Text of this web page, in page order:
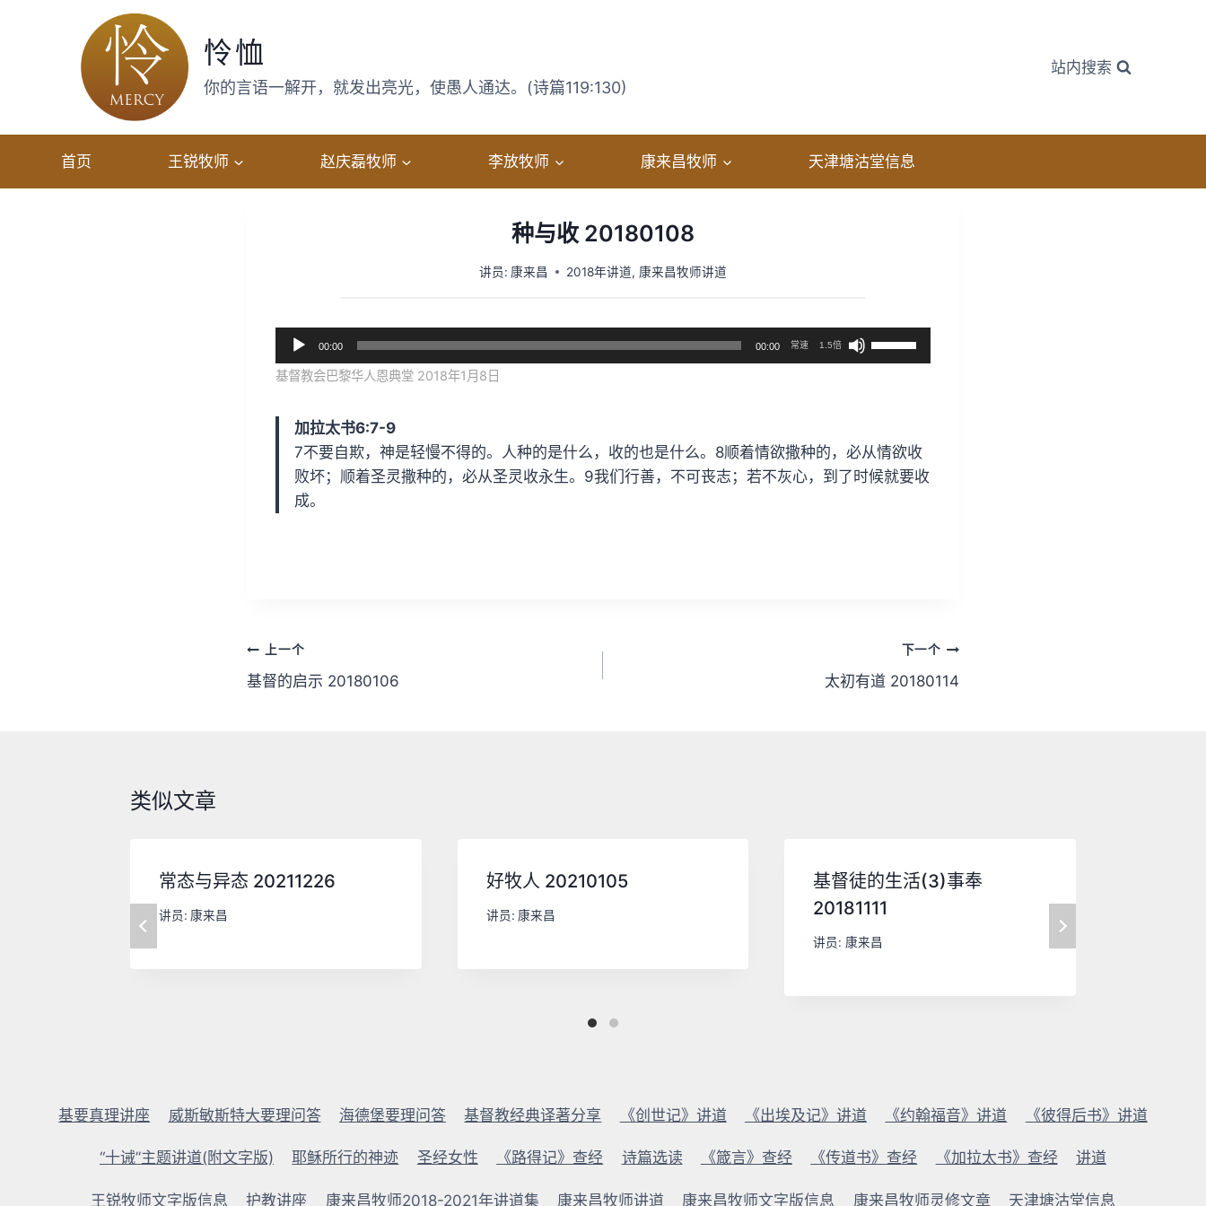
怜恤
你的言语一解开，就发出亮光，使愚人通达。(诗篇119:130)
站内搜索
首页 王锐牧师 赵庆磊牧师 李放牧师 康来昌牧师 天津塘沽堂信息
种与收 20180108
讲员: 康来昌 2018年讲道, 康来昌牧师讲道
频
播
00:00 00:00 常速 1.5倍
使
用
箭
头
音
​基督教会巴黎华人恩典堂 2018年1月8日
加拉太书6:7-9
7不要自欺，神是轻慢不得的。人种的是什么，收的也是什么。8顺着情欲撒种的，必从情欲收
败坏；顺着圣灵撒种的，必从圣灵收永生。9我们行善，不可丧志；若不灰心，到了时候就要收
成。
文
章
上一个
基督的启示 20180106
下一个
太初有道 20180114
类似文章
常态与异态 20211226
讲员: 康来昌
好牧人 20210105
讲员: 康来昌
基督徒的生活(3)事奉
20181111
讲员: 康来昌
基要真理讲座 威斯敏斯特大要理问答 海德堡要理问答 基督教经典译著分享 《创世记》讲道 《出埃及记》讲道 《约翰福音》讲道 《彼得后书》讲道
“十诫”主题讲道(附文字版) 耶稣所行的神迹 圣经女性 《路得记》查经 诗篇选读 《箴言》查经 《传道书》查经 《加拉太书》查经 讲道
王锐牧师文字版信息 护教讲座 康来昌牧师2018-2021年讲道集 康来昌牧师讲道 康来昌牧师文字版信息 康来昌牧师灵修文章 天津塘沽堂信息